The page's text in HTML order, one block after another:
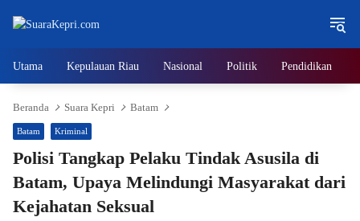
Utama Kepulauan Riau Nasional Politik Pendidikan
Beranda Suara Kepri Batam
Batam Kriminal
Polisi Tangkap Pelaku Tindak Asusila di
Batam, Upaya Melindungi Masyarakat dari
Kejahatan Seksual